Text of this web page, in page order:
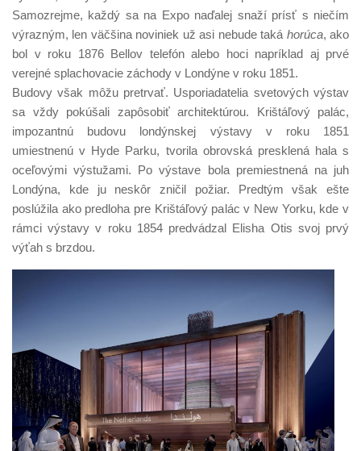
Samozrejme, každý sa na Expo naďalej snaží prísť s niečím
výrazným, len väčšina noviniek už asi nebude taká horúca, ako
bol v roku 1876 Bellov telefón alebo hoci napríklad aj prvé
verejné splachovacie záchody v Londýne v roku 1851.
Budovy však môžu pretrvať. Usporiadatelia svetových výstav
sa vždy pokúšali zapôsobiť architektúrou. Krištáľový palác,
impozantnú budovu londýnskej výstavy v roku 1851
umiestnenú v Hyde Parku, tvorila obrovská presklená hala s
oceľovými výstužami. Po výstave bola premiestnená na juh
Londýna, kde ju neskôr zničil požiar. Predtým však ešte
poslúžila ako predloha pre Krištáľový palác v New Yorku, kde v
rámci výstavy v roku 1854 predvádzal Elisha Otis svoj prvý
výťah s brzdou.